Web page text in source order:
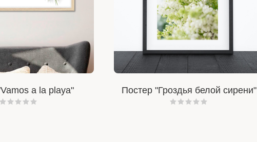
a la playa" Постер "Гроздья белой сирени"